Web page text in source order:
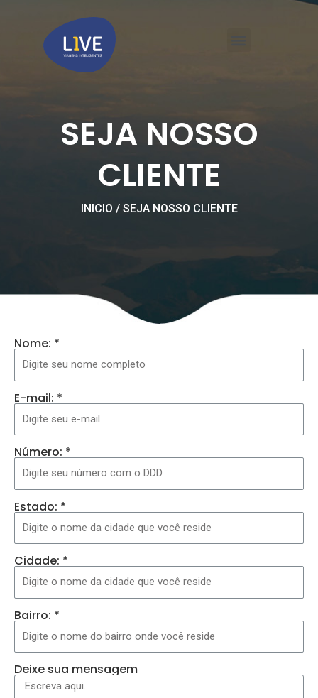
conteúdo
SEJA NOSSO
CLIENTE
INICIO / SEJA NOSSO CLIENTE
Nome: *
E-mail: *
Número: *
Estado: *
Cidade: *
Bairro: *
Deixe sua mensagem